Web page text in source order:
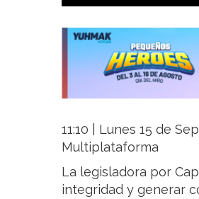
11:10 | Lunes 15 de
Multiplataforma
La legisladora por
integridad y generar